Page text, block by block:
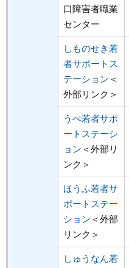
口障害者職業
センター
しものせき若
者サポートス
テーション ＜
外部リンク＞
うべ若者サポ
ートステーシ
ョン ＜外部リ
ンク＞
ほうふ若者サ
ポートステー
ション ＜外部
リンク＞
しゅうなん若